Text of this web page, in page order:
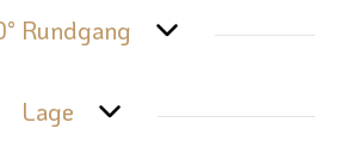
Rundgang
Lage